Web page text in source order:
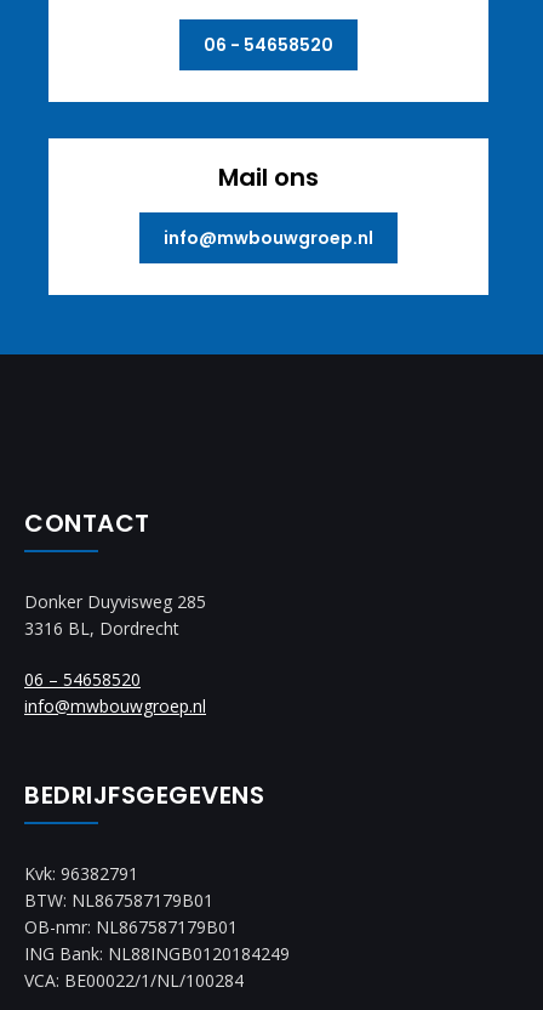
06 - 54658520
Mail ons
info@mwbouwgroep.nl
CONTACT
Donker Duyvisweg 285
3316 BL, Dordrecht
06 – 54658520
info@mwbouwgroep.nl
BEDRIJFSGEGEVENS
Kvk: 96382791
BTW: NL867587179B01
OB-nmr: NL867587179B01
ING Bank: NL88INGB0120184249
VCA: BE00022/1/NL/100284